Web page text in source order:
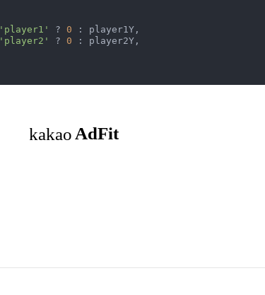
'player1' ? 0 : player1Y,
'player2' ? 0 : player2Y,